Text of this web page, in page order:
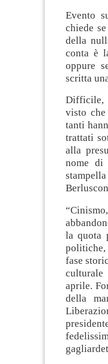
Evento
chiede
della
conta è
oppure
scritta
Difficile,
visto
tanti
trattati
alla
nome di
la quota
fase
aprile.
della